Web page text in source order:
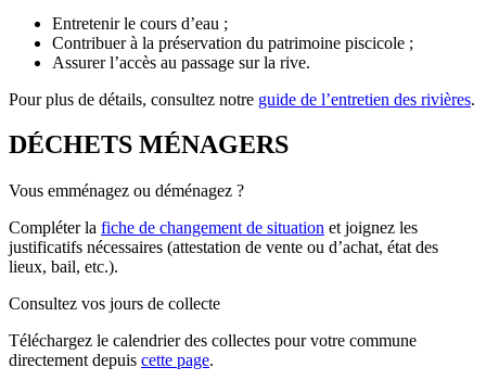
Entretenir le cours d’eau ;
Contribuer à la préservation du patrimoine piscicole ;
Assurer l’accès au passage sur la rive.
Pour plus de détails, consultez notre guide de l’entretien des rivières.
DÉCHETS MÉNAGERS
Vous emménagez ou déménagez ?
Compléter la fiche de changement de situation et joignez les
justificatifs nécessaires (attestation de vente ou d’achat, état des
lieux, bail, etc.).
Consultez vos jours de collecte
Téléchargez le calendrier des collectes pour votre commune
directement depuis cette page.